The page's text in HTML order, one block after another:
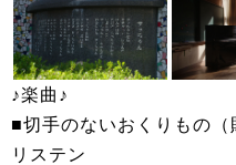
♪楽曲♪
■切手のないおくりもの
リステン